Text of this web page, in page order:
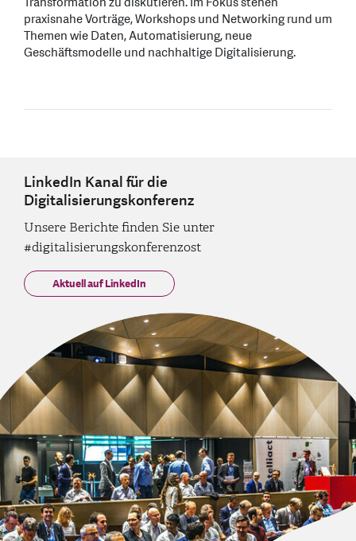
praxisnahe Vorträge, Workshops und Networking rund um
Themen wie Daten, Automatisierung, neue
Geschäftsmodelle und nachhaltige Digitalisierung.
LinkedIn Kanal für die
Digitalisierungskonferenz
Unsere Berichte finden Sie unter
#digitalisierungskonferenzost
Aktuell auf LinkedIn